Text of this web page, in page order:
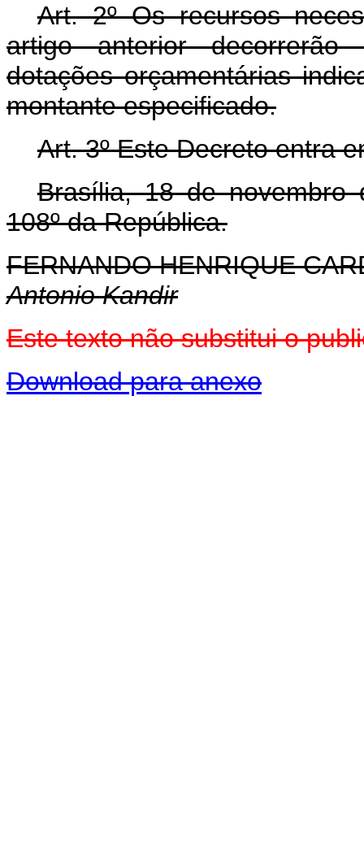
Art. 2º Os recursos
artigo anterior decorrerão
dotações orçamentárias
montante especificado.
Art. 3º Este Decreto entra
Brasília, 18 de novembro
108º da República.
FERNANDO HENRIQUE
Antonio Kandir
Este texto não substitui o
Download para anexo